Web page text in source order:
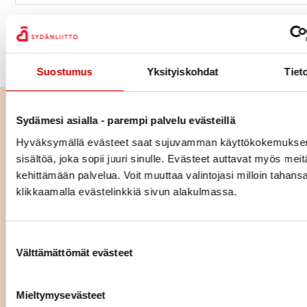
Suostumus Yksityiskohdat
Sydämesi asialla - parempi palvelu evästeillä
Hyväksymällä evästeet saat sujuvamman
sisältöä, joka sopii juuri sinulle. Evästeet auttavat myös
kehittämään palvelua. Voit muuttaa valintojasi milloin
klikkaamalla evästelinkkiä sivun alakulmassa.
Välttämättömät evästeet
Mieltymysevästeet
Helsingin Luontokuntosalit järjestetään Helsingin
kaupungin ikääntyneiden liikkumisen edistämisen
Lue seuraavaksi
Kolesterolikoulu
LUE IDEAKORTTI
Verenpainekoulu 5. tapaaminen
- Nuku ja rentoudu
LUE IDEAKORTTI